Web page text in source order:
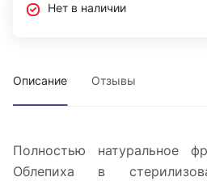
Нет в наличии
Описание Отзывы
Полностью натуральное
Облепиха в